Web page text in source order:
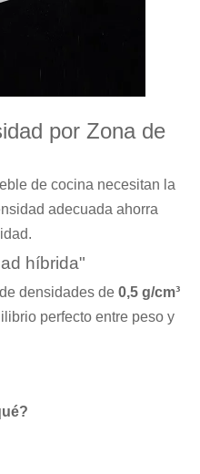
por Zona de
de cocina necesitan la
adecuada ahorra
híbrida"
densidades de 0,5 g/cm³
perfecto entre peso y